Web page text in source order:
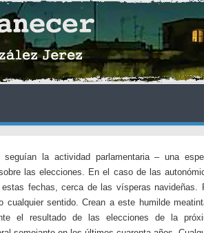
la actividad parlamentaria – una
las elecciones. En el caso de las
fechas, cerca de las vísperas navideñas.
sentido. Crean a este humilde
el resultado de las elecciones de la